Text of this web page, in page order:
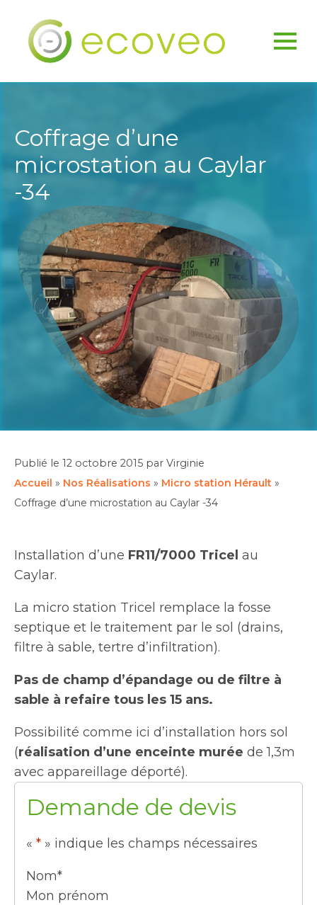
Coffrage d’une
microstation au Caylar
-34
Publié le 12 octobre 2015 par Virginie
Accueil » Nos Réalisations » Micro station Hérault »
Coffrage d’une microstation au Caylar -34
Installation d’une FR11/7000 Tricel au
Caylar.
La micro station Tricel remplace la fosse
septique et le traitement par le sol (drains,
filtre à sable, tertre d’infiltration).
Pas de champ d’épandage ou de filtre à
sable à refaire tous les 15 ans.
Possibilité comme ici d’installation hors sol
(réalisation d’une enceinte murée de 1,3m
avec appareillage déporté).
Demande de devis
« * » indique les champs nécessaires
Nom*
Mon prénom